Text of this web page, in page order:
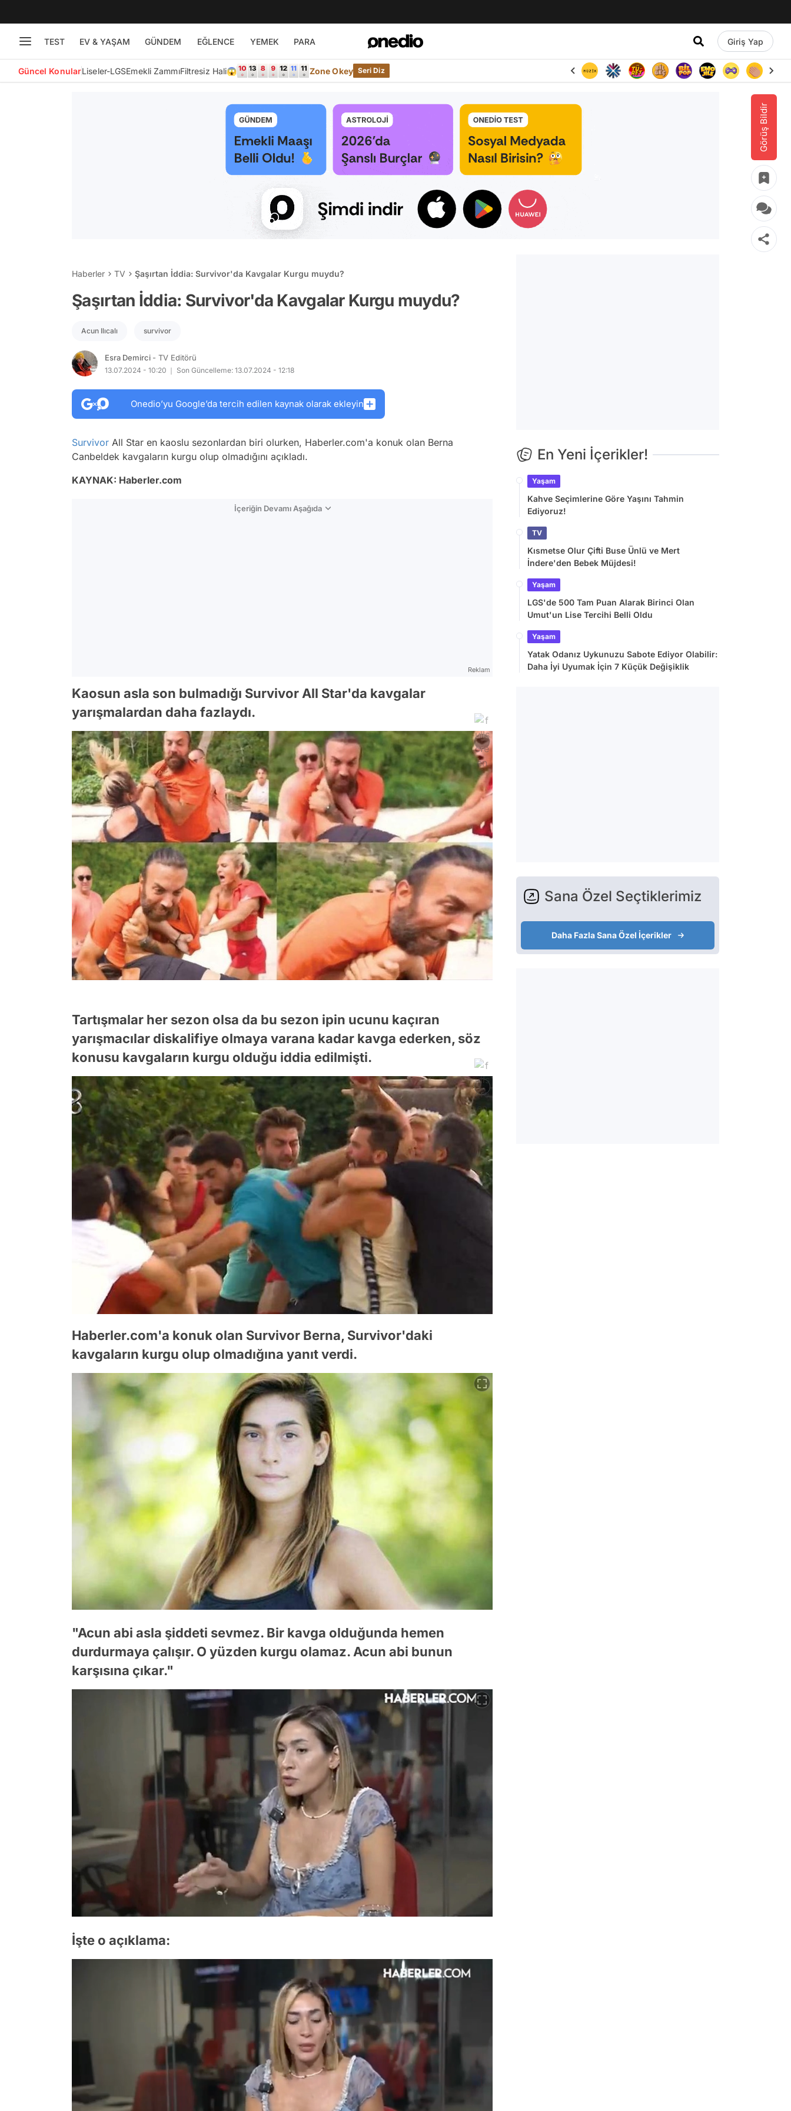
TEST EV & YAŞAM GÜNDEM EĞLENCE YEMEK PARA Giriş Yap
Güncel KonularLiseler-LGSEmekli ZammıFiltresiz Hali😱 Zone Okey Seri Diz
Görüş Bildir
Haberler TV Şaşırtan İddia: Survivor'da Kavgalar Kurgu muydu?
Şaşırtan İddia: Survivor'da Kavgalar Kurgu muydu?
Acun Ilıcalı survivor
Esra Demirci - TV Editörü
13.07.2024 - 10:20 Son Güncelleme: 13.07.2024 - 12:18
Onedio’yu Google’da tercih edilen kaynak olarak ekleyin
Survivor All Star en kaoslu sezonlardan biri olurken, Haberler.com'a konuk olan Berna
Canbeldek kavgaların kurgu olup olmadığını açıkladı.
KAYNAK: Haberler.com
İçeriğin Devamı Aşağıda
Reklam
Kaosun asla son bulmadığı Survivor All Star'da kavgalar
yarışmalardan daha fazlaydı.
Tartışmalar her sezon olsa da bu sezon ipin ucunu kaçıran
yarışmacılar diskalifiye olmaya varana kadar kavga ederken, söz
konusu kavgaların kurgu olduğu iddia edilmişti.
Haberler.com'a konuk olan Survivor Berna, Survivor'daki
kavgaların kurgu olup olmadığına yanıt verdi.
"Acun abi asla şiddeti sevmez. Bir kavga olduğunda hemen
durdurmaya çalışır. O yüzden kurgu olamaz. Acun abi bunun
karşısına çıkar."
İşte o açıklama:
En Yeni İçerikler!
Yaşam
Kahve Seçimlerine Göre Yaşını Tahmin
Ediyoruz!
TV
Kısmetse Olur Çifti Buse Ünlü ve Mert
İndere'den Bebek Müjdesi!
Yaşam
LGS'de 500 Tam Puan Alarak Birinci Olan
Umut'un Lise Tercihi Belli Oldu
Yaşam
Yatak Odanız Uykunuzu Sabote Ediyor Olabilir:
Daha İyi Uyumak İçin 7 Küçük Değişiklik
Sana Özel Seçtiklerimiz
Daha Fazla Sana Özel İçerikler